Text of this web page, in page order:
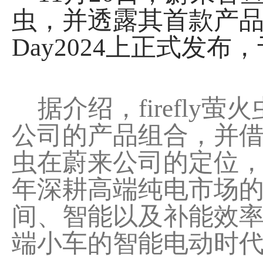
虫，并透露其首款产
Day2024上正式发布
据介绍，firefly萤火
公司的产品组合，并
虫在蔚来公司的定位
年深耕高端纯电市场
间、智能以及补能效
端小车的智能电动时